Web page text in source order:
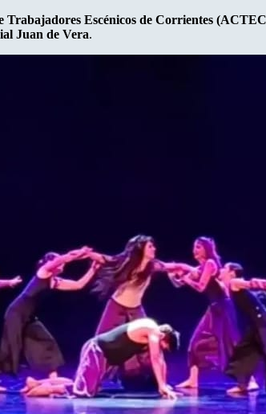
Trabajadores Escénicos de Corrientes
Juan de Vera.